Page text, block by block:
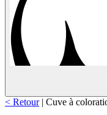
< Retour | Cuve à